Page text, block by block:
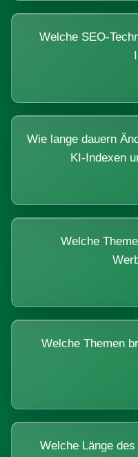
Welche SEO-
Wie lange dauern
KI-Indexen
Welche
Welche Themen
Welche Länge